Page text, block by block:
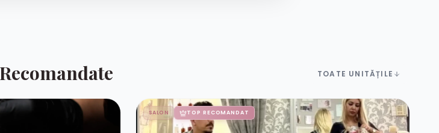
TOATE UNITĂȚILE
SALON TOP RECOMANDAT